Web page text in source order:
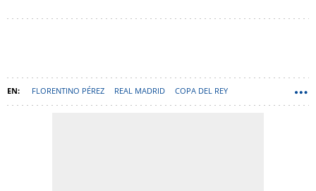
FLORENTINO PÉREZ REAL MADRID COPA DEL REY